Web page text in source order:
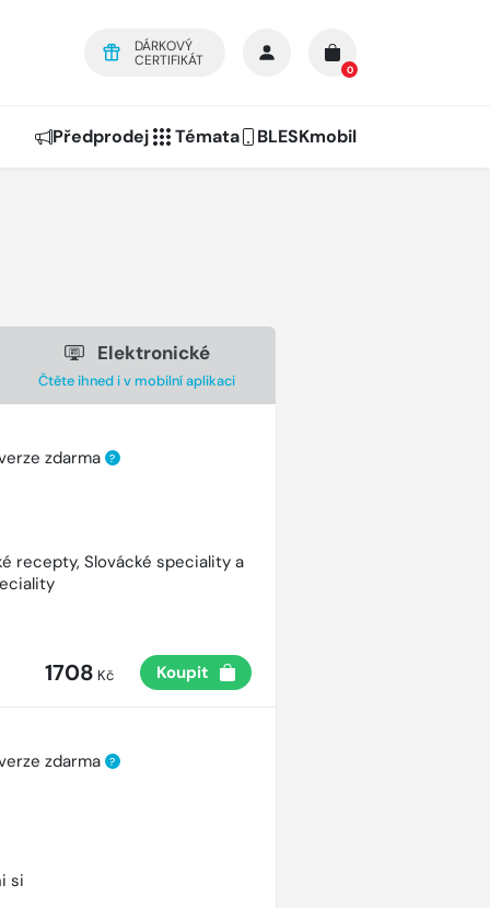
DÁRKOVÝ
CERTIFIKÁT
0
Předprodej Témata BLESKmobil
Elektronické
Čtěte ihned i v mobilní aplikaci
zdarma ?
recepty, Slovácké speciality a
1708 Kč Koupit
zdarma ?
si